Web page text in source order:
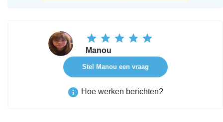
Manou
Stel Manou een vraag
Hoe werken berichten?